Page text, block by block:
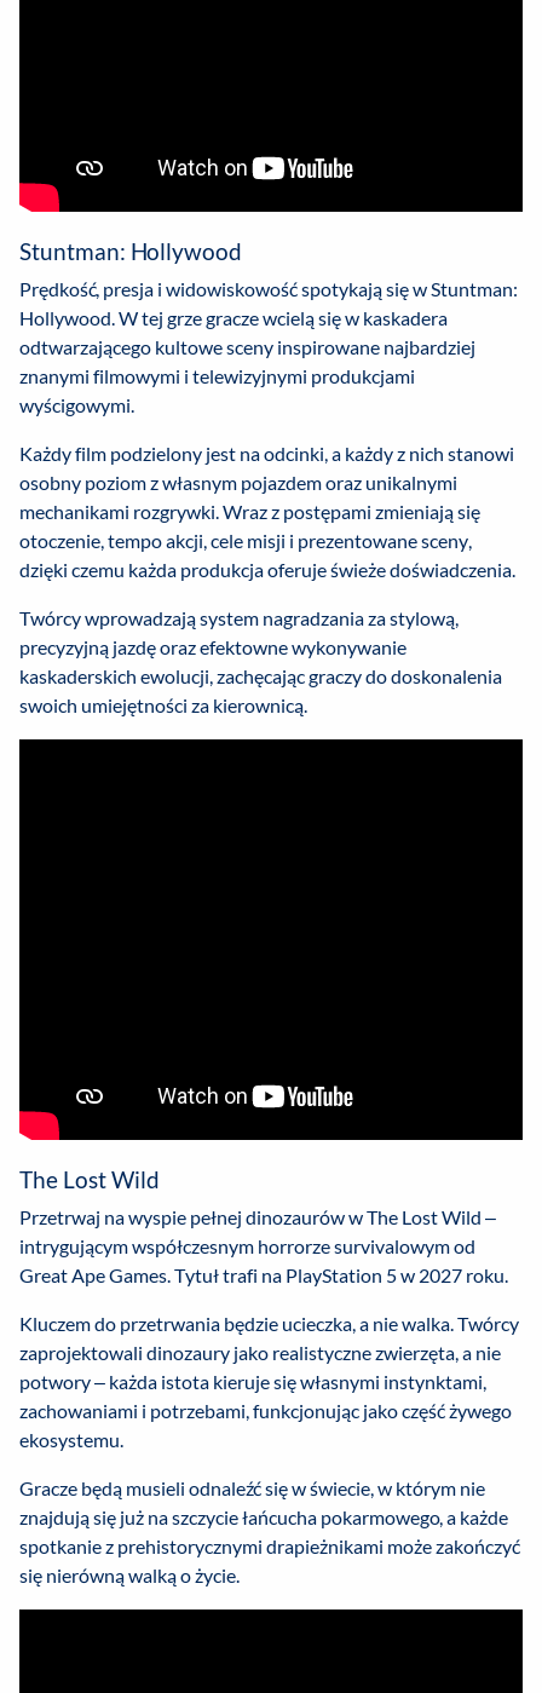
Stuntman: Hollywood
Prędkość, presja i widowiskowość spotykają się w Stuntman:
Hollywood. W tej grze gracze wcielą się w kaskadera
odtwarzającego kultowe sceny inspirowane najbardziej
znanymi filmowymi i telewizyjnymi produkcjami
wyścigowymi.
Każdy film podzielony jest na odcinki, a każdy z nich stanowi
osobny poziom z własnym pojazdem oraz unikalnymi
mechanikami rozgrywki. Wraz z postępami zmieniają się
otoczenie, tempo akcji, cele misji i prezentowane sceny,
dzięki czemu każda produkcja oferuje świeże doświadczenia.
Twórcy wprowadzają system nagradzania za stylową,
precyzyjną jazdę oraz efektowne wykonywanie
kaskaderskich ewolucji, zachęcając graczy do doskonalenia
swoich umiejętności za kierownicą.
The Lost Wild
Przetrwaj na wyspie pełnej dinozaurów w The Lost Wild –
intrygującym współczesnym horrorze survivalowym od
Great Ape Games. Tytuł trafi na PlayStation 5 w 2027 roku.
Kluczem do przetrwania będzie ucieczka, a nie walka. Twórcy
zaprojektowali dinozaury jako realistyczne zwierzęta, a nie
potwory – każda istota kieruje się własnymi instynktami,
zachowaniami i potrzebami, funkcjonując jako część żywego
ekosystemu.
Gracze będą musieli odnaleźć się w świecie, w którym nie
znajdują się już na szczycie łańcucha pokarmowego, a każde
spotkanie z prehistorycznymi drapieżnikami może zakończyć
się nierówną walką o życie.